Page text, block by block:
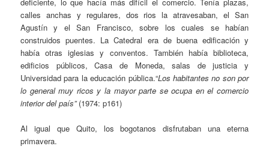
calles anchas y regulares, dos rios la atravesaban, el San
Agustín y el San Francisco, sobre los cuales se habían
construidos puentes. La Catedral era de buena edificación y
había otras iglesias y conventos. También había biblioteca,
edificios públicos, Casa de Moneda, salas de justicia y
Universidad para la educación pública.“Los habitantes no son por
lo general muy ricos y la mayor parte se ocupa en el comercio
interior del país”(1974: p161)
Al igual que Quito, los bogotanos disfrutaban una eterna
primavera.